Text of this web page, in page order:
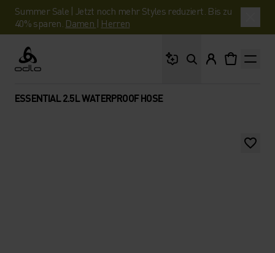
Summer Sale | Jetzt noch mehr Styles reduziert. Bis zu
40% sparen. Damen | Herren
Odlo
ESSENTIAL 2.5L WATERPROOF HOSE